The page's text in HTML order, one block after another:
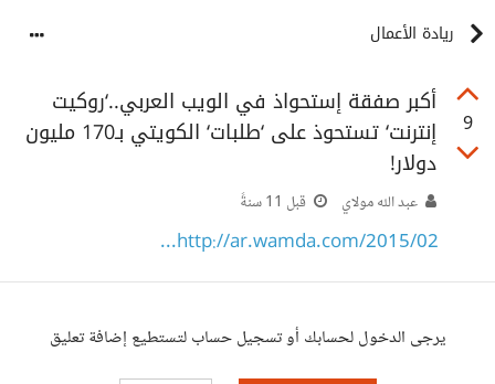
ريادة الأعمال
9
أكبر صفقة إستحواذ في الويب العربي..‘روكيت
إنترنت‘ تستحوذ على ‘طلبات‘ الكويتي بـ170 مليون
دولار!‎‎
عبد الله مولاي قبل 11 سنةً
http://ar.wamda.com/2015/02...
يرجى الدخول لحسابك أو تسجيل حساب لتستطيع إضافة تعليق